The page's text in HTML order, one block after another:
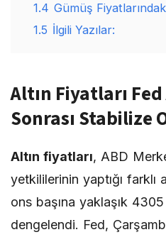
1.4 Gümüş
1.5 İlgili Yazılar:
Altın Fiyatları
Sonrası Stabilize
Altın fiyatları, ABD
yetkililerinin yaptığı farklı
ons başına yaklaşık
dengelendi. Fed,